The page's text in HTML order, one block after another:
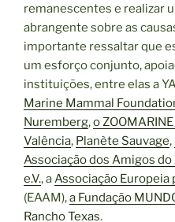
remanescentes e realizar
abrangente sobre as
importante ressaltar que
um esforço conjunto,
instituições, entre elas a
Marine Mammal
Nuremberg,o
Valência, Planète Sauvage,
Associação dos Amigos
e.V., aAssociação
(EAAM),a Fundação
Rancho Texas.